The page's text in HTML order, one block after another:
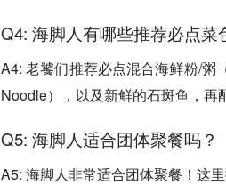
Q4: 海脚人有哪些推荐必点菜
A4: 老饕们推荐必点混合海鲜粉/粥
Noodle），以及新鲜的石斑鱼，再
Q5: 海脚人适合团体聚餐吗？
A5: 海脚人非常适合团体聚餐！这